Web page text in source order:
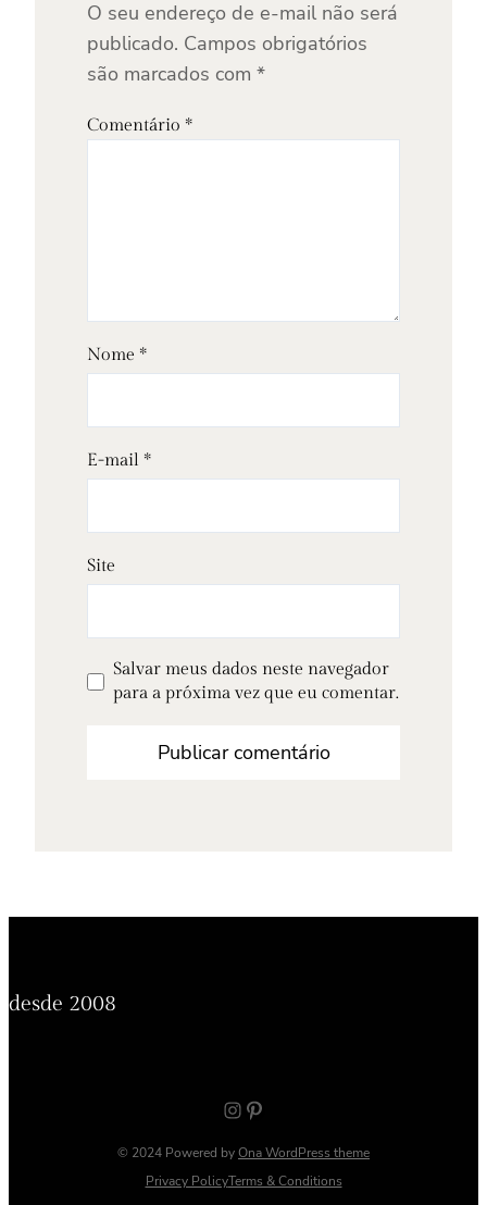
O seu endereço de e-mail não será
publicado. Campos obrigatórios
são marcados com *
Comentário *
Nome *
E-mail *
Site
Salvar meus dados neste navegador
para a próxima vez que eu comentar.
desde 2008
Instagram Pinterest
© 2024 Powered byOna WordPress theme
Privacy PolicyTerms & Conditions